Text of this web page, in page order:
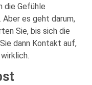
die Gefühle
Aber es geht darum,
Sie, bis sich die
dann Kontakt auf,